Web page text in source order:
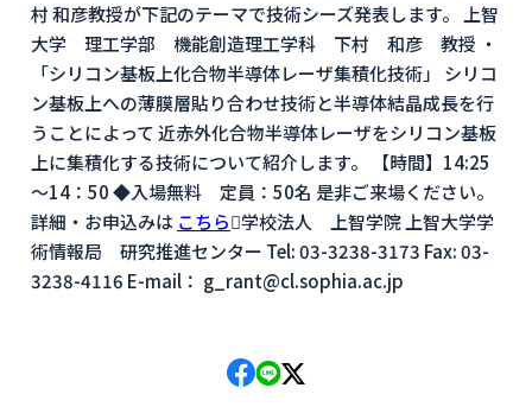
村 和彦教授が下記のテーマで技術シーズ発表します。 上智
大学 理工学部 機能創造理工学科 下村 和彦 教授 ・
「シリコン基板上化合物半導体レーザ集積化技術」 シリコ
ン基板上への薄膜層貼り合わせ技術と半導体結晶成長を行
うことによって 近赤外化合物半導体レーザをシリコン基板
上に集積化する技術について紹介します。 【時間】14:25
～14：50 ◆入場無料 定員：50名 是非ご来場ください。
詳細・お申込みは こちら学校法人 上智学院 上智大学学
術情報局 研究推進センター Tel: 03-3238-3173 Fax: 03-
3238-4116 E-mail： g_rant@cl.sophia.ac.jp